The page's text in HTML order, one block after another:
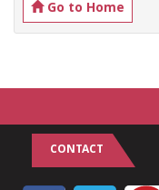
Go to Home
CONTACT